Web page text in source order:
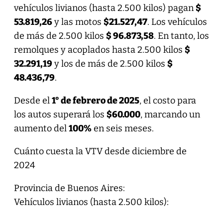
vehículos livianos (hasta 2.500 kilos) pagan$
53.819,26y las motos $21.527,47. Los vehículos
de más de 2.500 kilos $ 96.873,58. En tanto, los
remolques y acoplados hasta 2.500 kilos $
32.291,19y los de más de 2.500 kilos $
48.436,79.
Desde el1° de febrero de 2025, el costo para
los autos superará los $60.000, marcando un
aumento del100%en seis meses.
Cuánto cuesta la VTV desde diciembre de
2024
Provincia de Buenos Aires:
Vehículos livianos (hasta 2.500 kilos):